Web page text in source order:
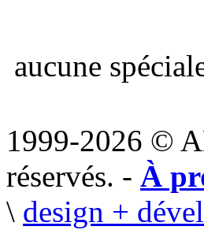
aucune
1999-2026 ©
réservés. - À
\ design +